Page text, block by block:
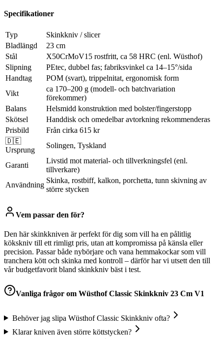
Specifikationer
Typ
Skinkkniv / slicer
Bladlängd
23 cm
Stål
X50CrMoV15 rostfritt, ca 58 HRC (enl. Wüsthof)
Slipning
PEtec, dubbel fas; fabriksvinkel ca 14–15°/sida
Handtag
POM (svart), trippelnitat, ergonomisk form
Vikt
ca 170–200 g (modell- och batchvariation
förekommer)
Balans
Helsmidd konstruktion med bolster/fingerstopp
Skötsel
Handdisk och omedelbar avtorkning rekommenderas
Prisbild
Från cirka 615 kr
🇩🇪
Ursprung
Solingen, Tyskland
Garanti
Livstid mot material- och tillverkningsfel (enl.
tillverkare)
Användning
Skinka, rostbiff, kalkon, porchetta, tunn skivning av
större stycken
Vem passar den för?
Den här skinkkniven är perfekt för dig som vill ha en pålitlig
kökskniv till ett rimligt pris, utan att kompromissa på känsla eller
precision. Passar både nybörjare och vana hemmakockar som vill
tranchera kött och skinka med kontroll – därför har vi utsett den till
vår budgetfavorit bland skinkkniv bäst i test.
Vanliga frågor om Wüsthof Classic Skinkkniv 23 Cm V1
Behöver jag slipa Wüsthof Classic Skinkkniv ofta?
Klarar kniven även större köttstycken?